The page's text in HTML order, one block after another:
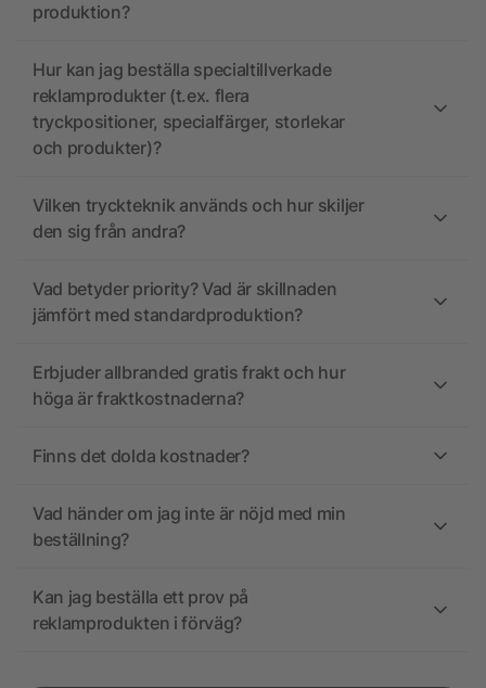
produktion?
Hur kan jag beställa specialtillverkade
reklamprodukter (t.ex. flera
tryckpositioner, specialfärger, storlekar
och produkter)?
Vilken tryckteknik används och hur skiljer
den sig från andra?
Vad betyder priority? Vad är skillnaden
jämfört med standardproduktion?
Erbjuder allbranded gratis frakt och hur
höga är fraktkostnaderna?
Finns det dolda kostnader?
Vad händer om jag inte är nöjd med min
beställning?
Kan jag beställa ett prov på
reklamprodukten i förväg?